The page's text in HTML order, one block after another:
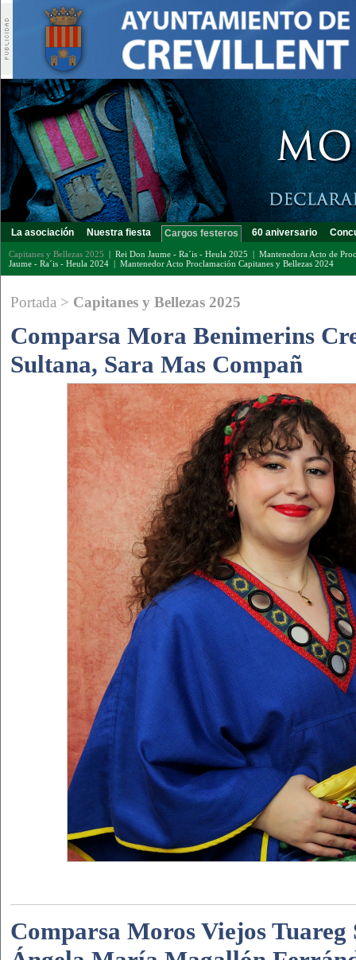
La asociación Nuestra fiesta Cargos festeros 60 aniversario
Capitanes y Bellezas 2025 | Rei Don Jaume - Ra´is - Heula 2025 | Mantenedora Acto de
Jaume - Ra´is - Heula 2024 | Mantenedor Acto Proclamación Capitanes y Bellezas 2024
Portada > Capitanes y Bellezas 2025
Comparsa Mora Benimerins
Sultana, Sara Mas Compañ
Comparsa Moros Viejos Tuareg